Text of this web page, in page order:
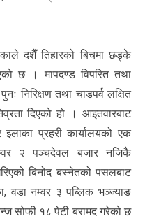
दशैँ तिहारको बिचमा छड्के
छ । मापदण्ड विपरित तथा
निरिक्षण तथा चाडपर्व लक्षित
दिएको हो । आइतवारबाट
प्रहरी कार्यालयको एक
२ पञ्चदेवल बजार नजिकै
बिनोद बस्नेतको पसलबाट
वडा नम्वर ३ पब्लिक भञ्ज्याङ
सोफी १८ पेटी बरामद गरेको छ